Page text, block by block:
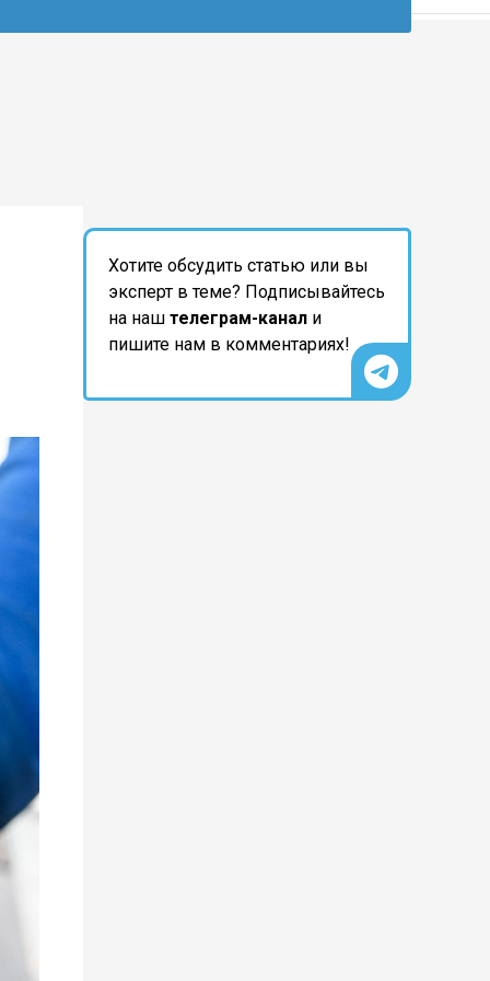
Хотите обсудить статью или вы
эксперт в теме? Подписывайтесь
на наш телеграм-канал и
пишите нам в комментариях!